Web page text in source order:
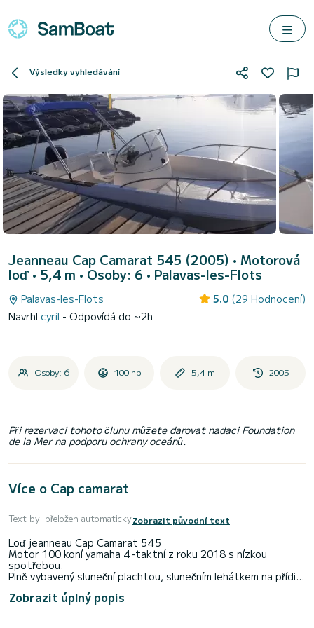
Výsledky vyhledávání
Jeanneau Cap Camarat 545 (2005) • Motorová
loď • 5,4 m • Osoby: 6 • Palavas-les-Flots
Palavas-les-Flots 5.0 (29 Hodnocení)
Navrhl cyril - Odpovídá do ~2h
Osoby: 6 100 hp 5,4 m 2005
Při rezervaci tohoto člunu můžete darovat nadaci Foundation
de la Mer na podporu ochrany oceánů.
Více o Cap camarat
Text byl přeložen automatickyZobrazit původní text
Loď jeanneau Cap Camarat 545
Motor 100 koní yamaha 4-taktní z roku 2018 s nízkou
spotřebou.
Plně vybavený sluneční plachtou, slunečním lehátkem na přídi,
Bluetooth reproduktor.
Zobrazit úplný popis